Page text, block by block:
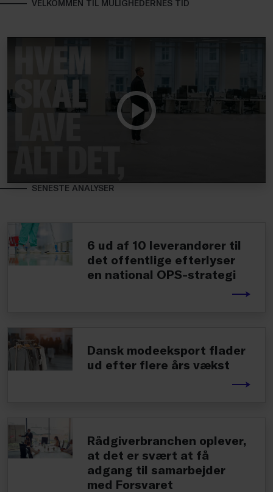
VELKOMMEN TIL MULIGHEDERNES TID
SENESTE ANALYSER
6 ud af 10 leverandører til
det offentlige efterlyser
en national OPS-strategi
Dansk modeeksport flader
ud efter flere års vækst
Rådgiverbranchen oplever,
at det er svært at få
adgang til samarbejder
med Forsvaret